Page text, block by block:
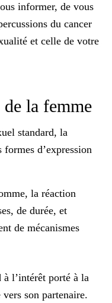
informer, de vous
du cancer
et celle de votre
la femme
standard, la
d’expression
la réaction
de durée, et
de mécanismes
l’intérêt porté à la
son partenaire.